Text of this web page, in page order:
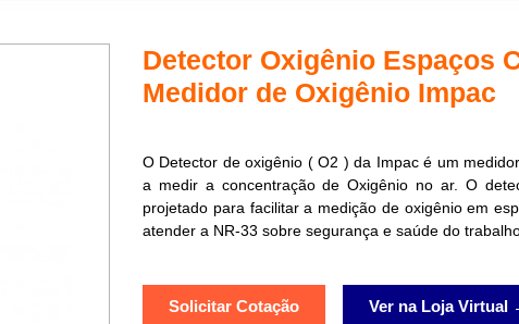
Detector Oxigênio Espaços
Medidor de Oxigênio Impac
O Detector de oxigênio ( O2 ) da Impac é um
a medir a concentração de Oxigênio no ar. O
projetado para facilitar a medição de oxigênio em
atender a NR-33 sobre segurança e saúde do
Solicitar Cotação Ver na Loja Virtual